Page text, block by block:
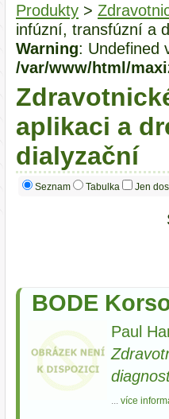
Produkty >
infúzní, transfúzní a
Warning: Undefined
/var/www/html/
aplikaci a
dialyzační
Seznam Tabulka Jen
BODE
Paul
... více